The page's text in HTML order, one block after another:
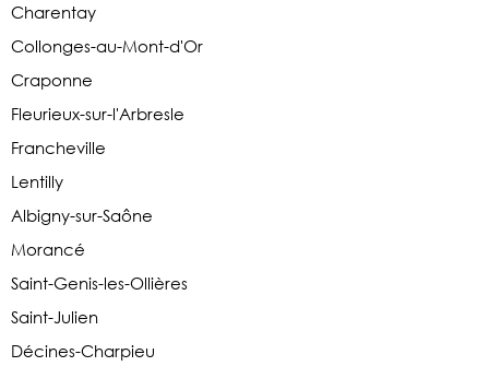
Charentay
Collonges-au-Mont-d'Or
Craponne
Fleurieux-sur-l'Arbresle
Francheville
Lentilly
Albigny-sur-Saône
Morancé
Saint-Genis-les-Ollières
Saint-Julien
Décines-Charpieu